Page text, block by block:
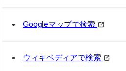
Googleマップで検索
ウィキペディアで検索